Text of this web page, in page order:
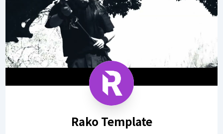
Rako Template